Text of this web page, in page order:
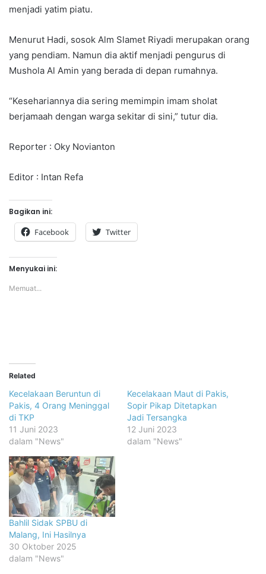
menjadi yatim piatu.
Menurut Hadi, sosok Alm Slamet Riyadi merupakan orang
yang pendiam. Namun dia aktif menjadi pengurus di
Mushola Al Amin yang berada di depan rumahnya.
“Kesehariannya dia sering memimpin imam sholat
berjamaah dengan warga sekitar di sini,” tutur dia.
Reporter : Oky Novianton
Editor : Intan Refa
Bagikan ini:
Facebook Twitter
Menyukai ini:
Memuat...
Related
Kecelakaan Beruntun di
Pakis, 4 Orang Meninggal
di TKP
11 Juni 2023
dalam "News"
Kecelakaan Maut di Pakis,
Sopir Pikap Ditetapkan
Jadi Tersangka
12 Juni 2023
dalam "News"
Bahlil Sidak SPBU di
Malang, Ini Hasilnya
30 Oktober 2025
dalam "News"